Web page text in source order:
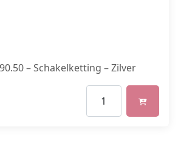
– Schakelketting – Zilver